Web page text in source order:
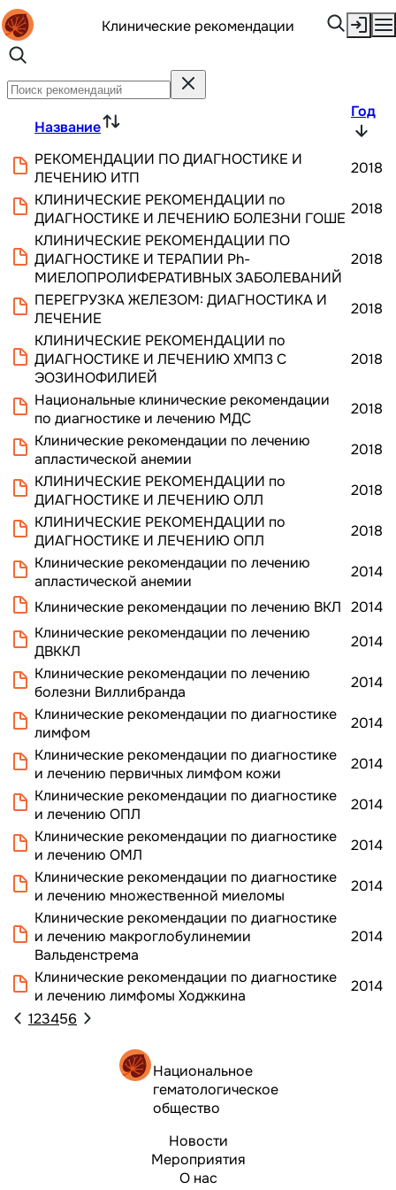
Клинические рекомендации
Название
Год
РЕКОМЕНДАЦИИ ПО ДИАГНОСТИКЕ И
ЛЕЧЕНИЮ ИТП
2018
КЛИНИЧЕСКИЕ РЕКОМЕНДАЦИИ по
ДИАГНОСТИКЕ И ЛЕЧЕНИЮ БОЛЕЗНИ ГОШЕ
2018
КЛИНИЧЕСКИЕ РЕКОМЕНДАЦИИ ПО
ДИАГНОСТИКЕ И ТЕРАПИИ Ph-
МИЕЛОПРОЛИФЕРАТИВНЫХ ЗАБОЛЕВАНИЙ
2018
ПЕРЕГРУЗКА ЖЕЛЕЗОМ: ДИАГНОСТИКА И
ЛЕЧЕНИЕ
2018
КЛИНИЧЕСКИЕ РЕКОМЕНДАЦИИ по
ДИАГНОСТИКЕ И ЛЕЧЕНИЮ ХМПЗ С
ЭОЗИНОФИЛИЕЙ
2018
Национальные клинические рекомендации
по диагностике и лечению МДС
2018
Клинические рекомендации по лечению
апластической анемии
2018
КЛИНИЧЕСКИЕ РЕКОМЕНДАЦИИ по
ДИАГНОСТИКЕ И ЛЕЧЕНИЮ ОЛЛ
2018
КЛИНИЧЕСКИЕ РЕКОМЕНДАЦИИ по
ДИАГНОСТИКЕ И ЛЕЧЕНИЮ ОПЛ
2018
Клинические рекомендации по лечению
апластической анемии
2014
Клинические рекомендации по лечению ВКЛ 2014
Клинические рекомендации по лечению
ДBККЛ
2014
Клинические рекомендации по лечению
болезни Виллибранда
2014
Клинические рекомендации по диагностике
лимфом
2014
Клинические рекомендации по диагностике
и лечению первичных лимфом кожи
2014
Клинические рекомендации по диагностике
и лечению ОПЛ
2014
Клинические рекомендации по диагностике
и лечению ОМЛ
2014
Клинические рекомендации по диагностике
и лечению множественной миеломы
2014
Клинические рекомендации по диагностике
и лечению макроглобулинемии
Вальденстрема
2014
Клинические рекомендации по диагностике
и лечению лимфомы Ходжкина
2014
123456
Национальное
гематологическое
общество
Новости
Мероприятия
О нас